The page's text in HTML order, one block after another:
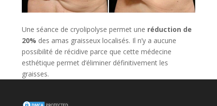
Une séance de cryolipolyse permet une réduction de
20% des amas graisseux localisés. Il n’y a aucune
possibilité de récidive parce que cette médecine
esthétique permet d’éliminer définitivement les
graisses.